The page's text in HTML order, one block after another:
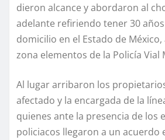
dieron alcance y abordaron al
adelante refiriendo tener 30
domicilio en el Estado de
zona elementos de la Policía Vial
Al lugar arribaron los
afectado y la encargada de la
quienes ante la presencia de los
policiacos llegaron a un acuerdo